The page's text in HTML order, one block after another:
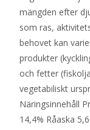
mängden efter
som ras,
behovet kan
produkter
och fetter
vegetabiliskt
Näringsinnehåll
14,4% Råaska